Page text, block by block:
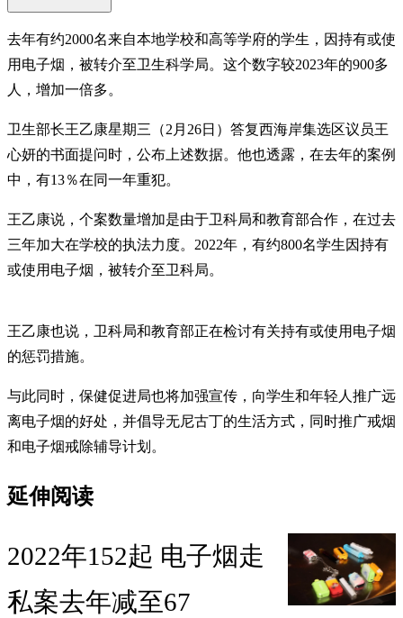
去年有约2000名来自本地学校和高等学府的学生，因持有或使
用电子烟，被转介至卫生科学局。这个数字较2023年的900多
人，增加一倍多。
卫生部长王乙康星期三（2月26日）答复西海岸集选区议员王
心妍的书面提问时，公布上述数据。他也透露，在去年的案例
中，有13％在同一年重犯。
王乙康说，个案数量增加是由于卫科局和教育部合作，在过去
三年加大在学校的执法力度。2022年，有约800名学生因持有
或使用电子烟，被转介至卫科局。
王乙康也说，卫科局和教育部正在检讨有关持有或使用电子烟
的惩罚措施。
与此同时，保健促进局也将加强宣传，向学生和年轻人推广远
离电子烟的好处，并倡导无尼古丁的生活方式，同时推广戒烟
和电子烟戒除辅导计划。
延伸阅读
2022年152起 电子烟走
私案去年减至67